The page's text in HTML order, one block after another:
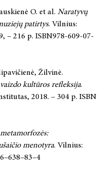
O. et al. Naratyvų
patirtys. Vilnius:
– 216 p. ISBN978-609-07-
Žilvinė.
kultūros refleksija.
2018. – 304 p. ISBN
menotyra. Vilnius: